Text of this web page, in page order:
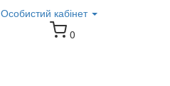
Особистий кабінет
0